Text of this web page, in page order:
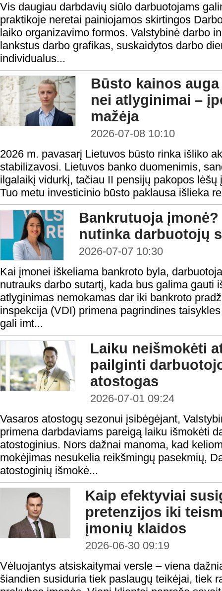
Vis daugiau darbdavių siūlo darbuotojams
praktikoje neretai painiojamos skirtingos
laiko organizavimo formos. Valstybinė darbo
lankstus darbo grafikas, suskaidytos darbo
individualus...
Būsto kainos
nei atlyginimai –
mažėja
2026-07-08 10:10
2026 m. pavasarį Lietuvos būsto rinka išliko
stabilizavosi. Lietuvos banko duomenimis,
ilgalaikį vidurkį, tačiau II pensijų pakopos
Tuo metu investicinio būsto paklausa išlieka
Bankrutuoja
nutinka darbuotojų
2026-07-07 10:30
Kai įmonei iškeliama bankroto byla,
nutrauks darbo sutartį, kada bus galima gauti
atlyginimas nemokamas dar iki bankroto
inspekcija (VDI) primena pagrindines
gali imt...
Laiku neišmokėti
pailginti
atostogas
2026-07-01 09:24
Vasaros atostogų sezonui įsibėgėjant,
primena darbdaviams pareigą laiku išmokėti
atostoginius. Nors dažnai manoma, kad
mokėjimas nesukelia reikšmingų pasekmių,
atostoginių išmokė...
Kaip efektyviai
pretenzijos iki
įmonių klaidos
2026-06-30 09:19
Vėluojantys atsiskaitymai versle – viena
šiandien susiduria tiek paslaugų teikėjai, tiek